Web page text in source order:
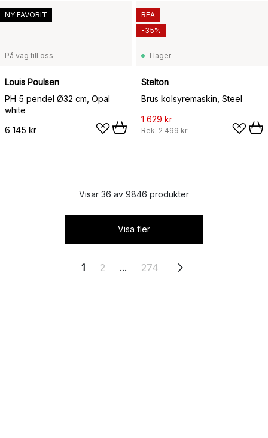
På väg till oss
Louis Poulsen
PH 5 pendel Ø32 cm, Opal
white
6 145 kr
NY FAVORIT
I lager
Stelton
Brus kolsyremaskin, Steel
1 629 kr
Rek. 2 499 kr
REA
-35%
Visar 36 av 9846 produkter
Visa fler
1 2 ... 274